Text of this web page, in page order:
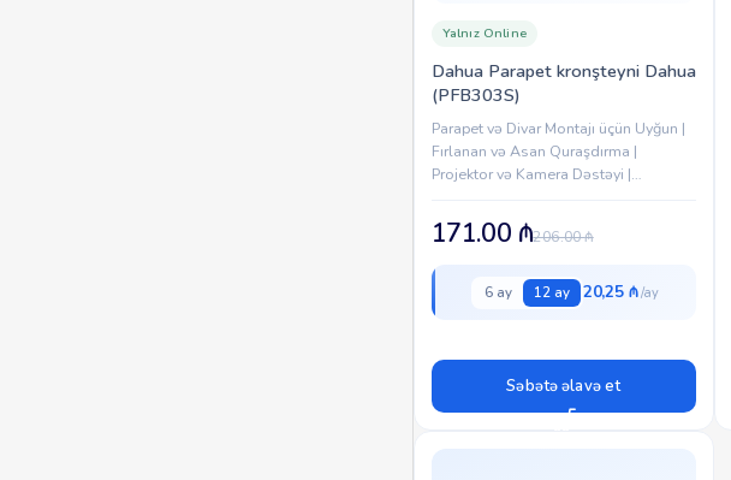
Dahua Parapet kronşteyni Dahua
(PFB303S)
Yalnız Online
Parapet və Divar Montajı üçün Uyğun |
Fırlanan və Asan Quraşdırma |
Projektor və Kamera Dəstəyi |
Qabiliyyəti | Xarici İstifadə üçün...
206.00₼
171.00 ₼
6 ay 12 ay 20,25 ₼
Səbətə əlavə et